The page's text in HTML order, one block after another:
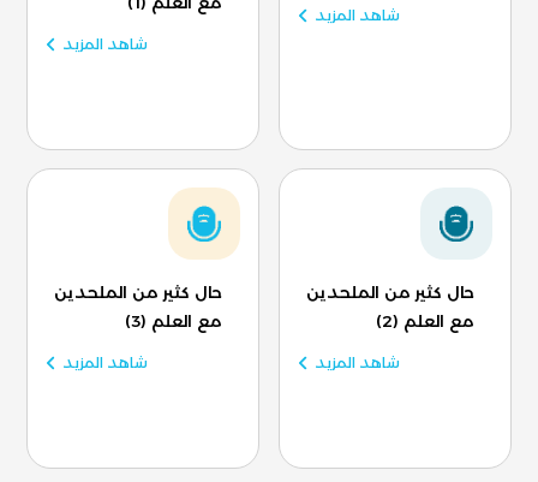
شاهد المزيد
شاهد المزيد
حال كثير من الملحدين
مع العلم (2)
شاهد المزيد
حال كثير من الملحدين
مع العلم (3)
شاهد المزيد